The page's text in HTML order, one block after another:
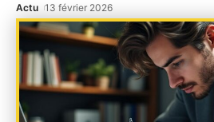
Actu 13 février 2026